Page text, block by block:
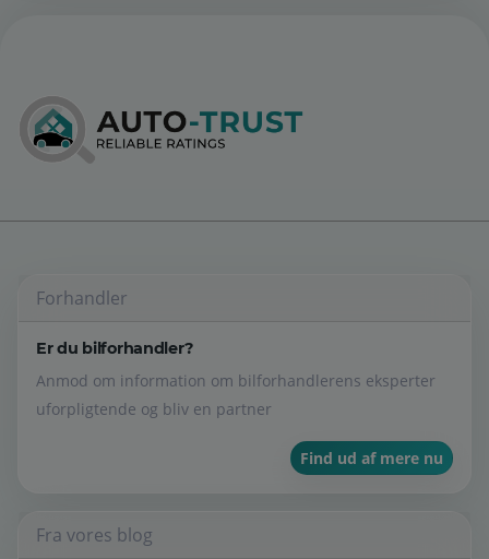
Forhandler
Er du bilforhandler?
Anmod om information om bilforhandlerens eksperter
uforpligtende og bliv en partner
Find ud af mere nu
Fra vores blog